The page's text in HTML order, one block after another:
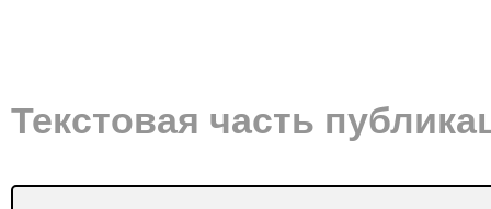
Текстовая часть